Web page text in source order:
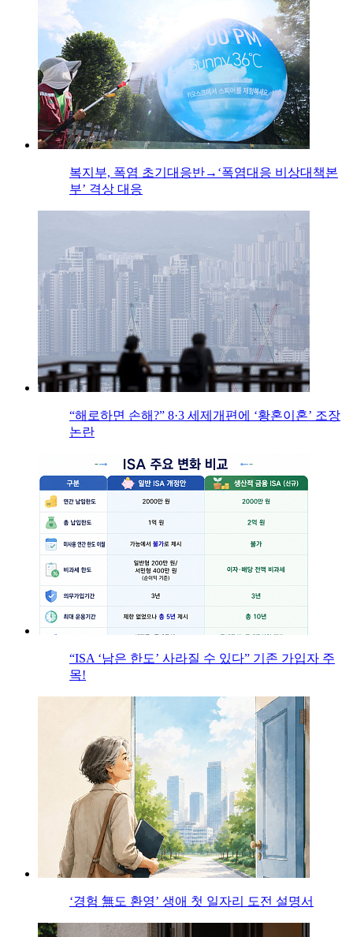
복지부, 폭염 초기대응반→‘폭염대응 비상대책본
부’ 격상 대응
“해로하면 손해?” 8·3 세제개편에 ‘황혼이혼’ 조장
논란
“ISA ‘남은 한도’ 사라질 수 있다” 기존 가입자 주
목!
‘경험 無도 환영’ 생애 첫 일자리 도전 설명서